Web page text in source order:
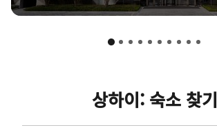
상하이: 숙소 찾기